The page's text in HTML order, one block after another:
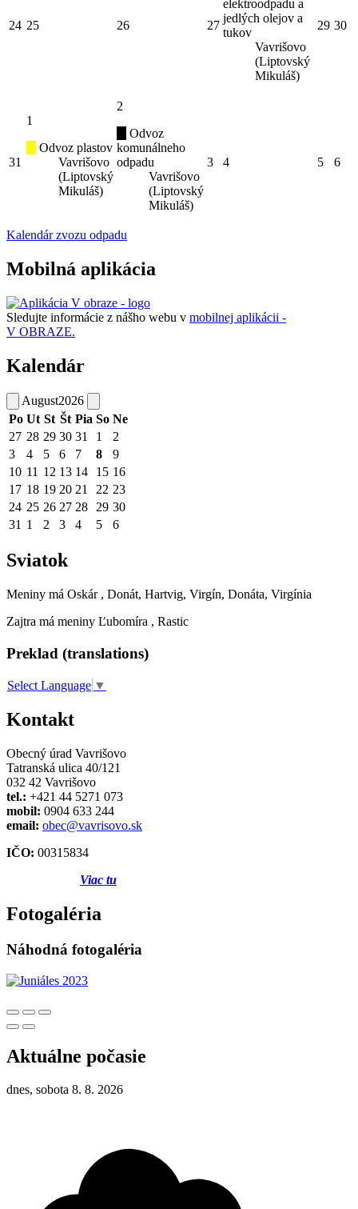
24 25 26 27
elektroodpadu a
jedlých olejov a
tukov
Vavrišovo
(Liptovský
Mikuláš)
29 30
31
1
Odvoz plastov
Vavrišovo
(Liptovský
Mikuláš)
2
Odvoz
komunálneho
odpadu
Vavrišovo
(Liptovský
Mikuláš)
3 4 5 6
Kalendár zvozu odpadu
Mobilná aplikácia
Sledujte informácie z nášho webu v mobilnej aplikácii -
V OBRAZE.
Kalendár
August2026
Po Ut St Št Pia So Ne
27 28 29 30 31 1
2
3
4 5 6 7 8
9
10 11 12 13 14 15 16
17 18 19 20 21 22 23
24 25 26 27 28 29 30
31 1 2 3 4 5 6
Sviatok
Meniny má Oskár , Donát, Hartvig, Virgín, Donáta, Virgínia
Zajtra má meniny Ľubomíra , Rastic
Preklad (translations)
Select Language ▼
Kontakt
Obecný úrad Vavrišovo
Tatranská ulica 40/121
032 42 Vavrišovo
tel.: +421 44 5271 073
mobil: 0904 633 244
email: obec@vavrisovo.sk
IČO: 00315834
Viac tu
Fotogaléria
Náhodná fotogaléria
Aktuálne počasie
dnes, sobota 8. 8. 2026